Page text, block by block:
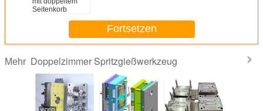
Fortsetzen
Mehr Doppelzimmer Spritzgießwerkzeug